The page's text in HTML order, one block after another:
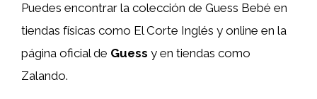
Puedes encontrar la colección de Guess Bebé en
tiendas físicas como El Corte Inglés y online en la
página oficial de Guess y en tiendas como
Zalando.